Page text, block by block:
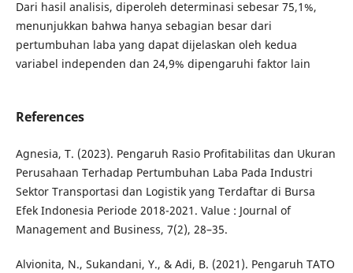
Dari hasil analisis, diperoleh determinasi sebesar 75,1%,
menunjukkan bahwa hanya sebagian besar dari
pertumbuhan laba yang dapat dijelaskan oleh kedua
variabel independen dan 24,9% dipengaruhi faktor lain
References
Agnesia, T. (2023). Pengaruh Rasio Profitabilitas dan Ukuran
Perusahaan Terhadap Pertumbuhan Laba Pada Industri
Sektor Transportasi dan Logistik yang Terdaftar di Bursa
Efek Indonesia Periode 2018-2021. Value : Journal of
Management and Business, 7(2), 28–35.
Alvionita, N., Sukandani, Y., & Adi, B. (2021). Pengaruh TATO